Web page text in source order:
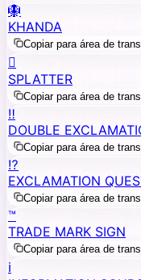
🪯
KHANDA
Copiar para área de
🫟
SPLATTER
Copiar para área de
‼️
DOUBLE
Copiar para área de
⁉️
EXCLAMATION
Copiar para área de
™️
TRADE MARK SIGN
Copiar para área de
ℹ️